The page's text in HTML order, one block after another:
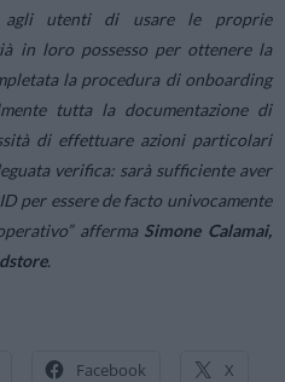
agli utenti di usare le proprie
in loro possesso per ottenere la
la procedura di onboarding
tutta la documentazione di
di effettuare azioni particolari
verifica: sarà sufficiente aver
per essere de facto univocamente
afferma Simone Calamai,
.
Facebook X